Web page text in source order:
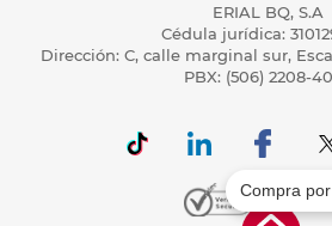
ERIAL BQ, S.A
Cédula jurídica:
Dirección: C, calle marginal sur,
PBX: (506) 2208-
Compra